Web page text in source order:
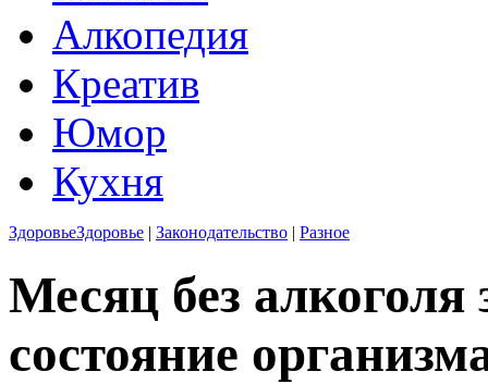
Алкопедия
Креатив
Юмор
Кухня
ЗдоровьеЗдоровье | Законодательство | Разное
Месяц без алкоголя
состояние